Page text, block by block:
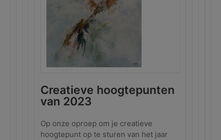
Creatieve hoogtepunten
van 2023
Op onze oproep om je creatieve
hoogtepunt op te sturen van het jaar